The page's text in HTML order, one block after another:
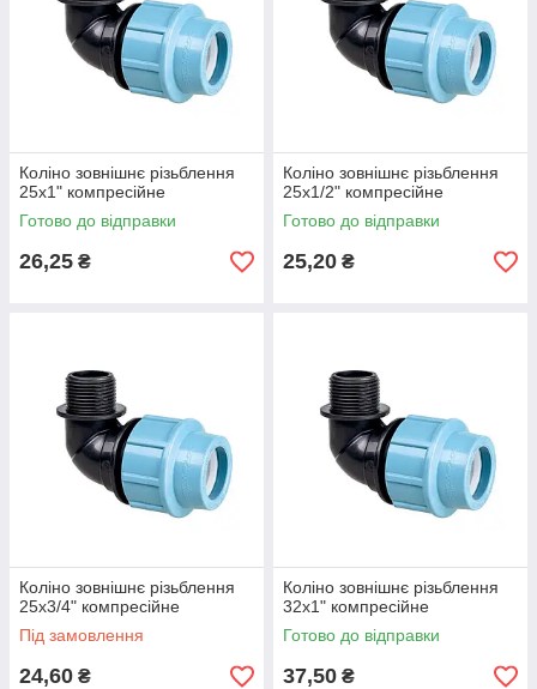
Коліно зовнішнє різьблення
25х1" компресійне
Готово до відправки
26,25 ₴
Коліно зовнішнє різьблення
25х1/2" компресійне
Готово до відправки
25,20 ₴
Коліно зовнішнє різьблення
25х3/4" компресійне
Під замовлення
24,60 ₴
Коліно зовнішнє різьблення
32х1" компресійне
Готово до відправки
37,50 ₴